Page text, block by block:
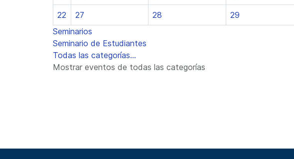
22 27 28 29
Seminarios
Seminario de Estudiantes
Todas las categorías...
Mostrar eventos de todas las categorías